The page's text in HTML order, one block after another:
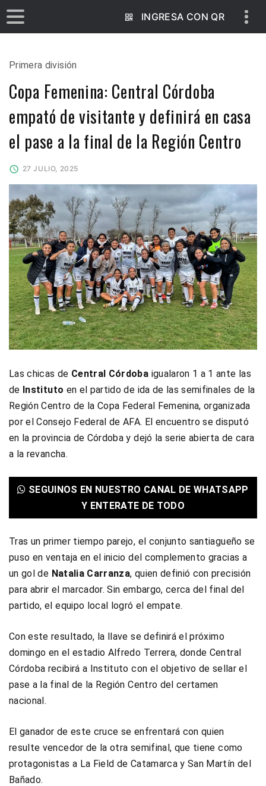
INGRESA CON QR
Primera división
Copa Femenina: Central Córdoba
empató de visitante y definirá en casa
el pase a la final de la Región Centro
27 JULIO, 2025
Las chicas de Central Córdoba igualaron 1 a 1 ante las
de Instituto en el partido de ida de las semifinales de la
Región Centro de la Copa Federal Femenina, organizada
por el Consejo Federal de AFA. El encuentro se disputó
en la provincia de Córdoba y dejó la serie abierta de cara
a la revancha.
SEGUINOS EN NUESTRO CANAL DE WHATSAPP
Y ENTERATE DE TODO
Tras un primer tiempo parejo, el conjunto santiagueño se
puso en ventaja en el inicio del complemento gracias a
un gol de Natalia Carranza, quien definió con precisión
para abrir el marcador. Sin embargo, cerca del final del
partido, el equipo local logró el empate.
Con este resultado, la llave se definirá el próximo
domingo en el estadio Alfredo Terrera, donde Central
Córdoba recibirá a Instituto con el objetivo de sellar el
pase a la final de la Región Centro del certamen
nacional.
El ganador de este cruce se enfrentará con quien
resulte vencedor de la otra semifinal, que tiene como
protagonistas a La Field de Catamarca y San Martín del
Bañado.